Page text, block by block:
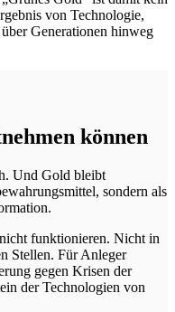
von Technologie,
Generationen hinweg
können
Und Gold bleibt
sondern als
funktionieren. Nicht in
Stellen. Für Anleger
gegen Krisen der
der Technologien von